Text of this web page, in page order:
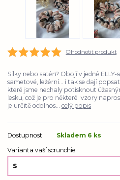
Ohodnotit produkt
Silky nebo satén? Obojí v jedné ELLY-
sametové, ležérní... i tak se dají
které jsme nechaly potisknout
lesku, což je pro některé vzory
je určitě odolnos... celý popis
Dostupnost
Skladem 6 ks
Varianta vaší scrunchie